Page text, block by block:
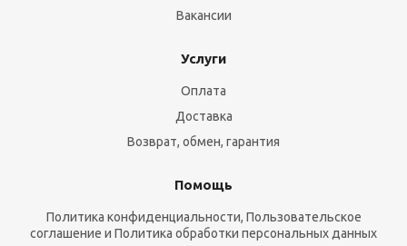
Вакансии
Услуги
Оплата
Доставка
Возврат, обмен, гарантия
Помощь
Политика конфиденциальности, Пользовательское
соглашение и Политика обработки персональных данных